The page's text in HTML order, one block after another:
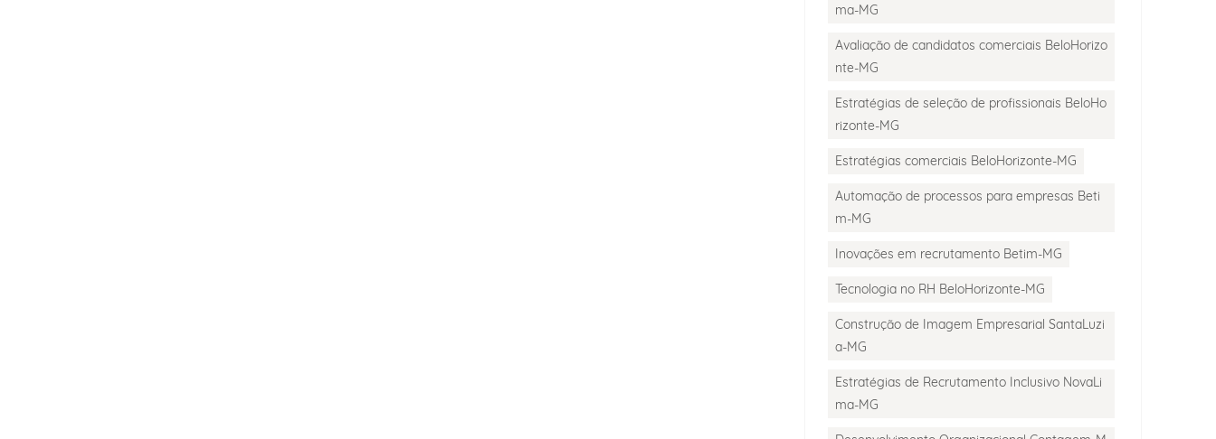
ma-MG
Avaliação de candidatos comerciais BeloHorizo
nte-MG
Estratégias de seleção de profissionais BeloHo
rizonte-MG
Estratégias comerciais BeloHorizonte-MG
Automação de processos para empresas Beti
m-MG
Inovações em recrutamento Betim-MG
Tecnologia no RH BeloHorizonte-MG
Construção de Imagem Empresarial SantaLuzi
a-MG
Estratégias de Recrutamento Inclusivo NovaLi
ma-MG